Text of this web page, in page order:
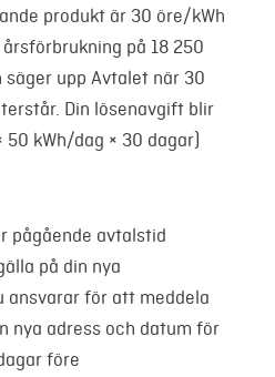
produkt är 30 öre/kWh
på 18 250
säger upp Avtalet när 30
Din lösenavgift blir
50 kWh/dag × 30 dagar)
pågående avtalstid
på din nya
ansvarar för att meddela
nya adress och datum för
före